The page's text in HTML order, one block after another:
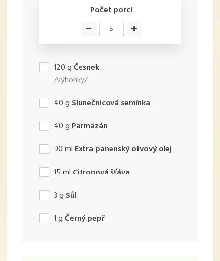
Počet porcí
120gČesnek
/výhonky/
40g Slunečnicová semínka
40g Parmazán
90ml Extra panenský olivový olej
15ml Citronová šťáva
3g Sůl
1gČerný pepř